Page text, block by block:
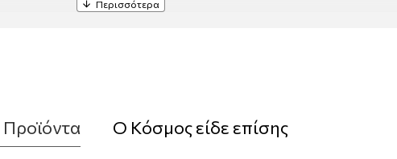
Προϊόντα Ο Κόσμος είδε επίσης